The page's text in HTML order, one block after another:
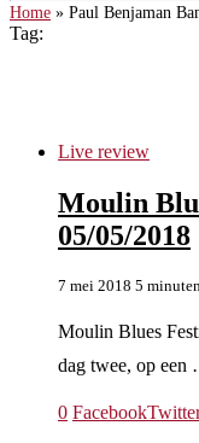
Home » Paul Benjaman
Tag:
Live review
Moulin
05/05/2018
7 mei 2018 5
Moulin Blues
dag twee, op een
0 Facebook